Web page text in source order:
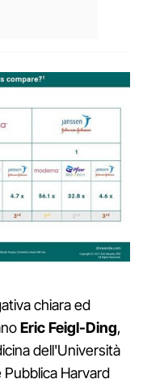
chiara ed
Eric Feigl-Ding,
dell'Università
Pubblica Harvard